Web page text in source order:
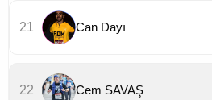
21 Can Dayı
22 Cem SAVAŞ